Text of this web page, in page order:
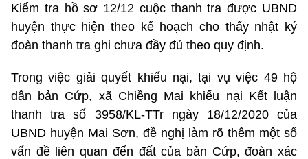
Kiểm tra hồ sơ 12/12 cuộc thanh tra được UBND
huyện thực hiện theo kế hoạch cho thấy nhật ký
đoàn thanh tra ghi chưa đầy đủ theo quy định.
Trong việc giải quyết khiếu nại, tại vụ việc 49 hộ
dân bản Cứp, xã Chiềng Mai khiếu nại Kết luận
thanh tra số 3958/KL-TTr ngày 18/12/2020 của
UBND huyện Mai Sơn, đề nghị làm rõ thêm một số
vấn đề liên quan đến đất của bản Cứp, đoàn xác